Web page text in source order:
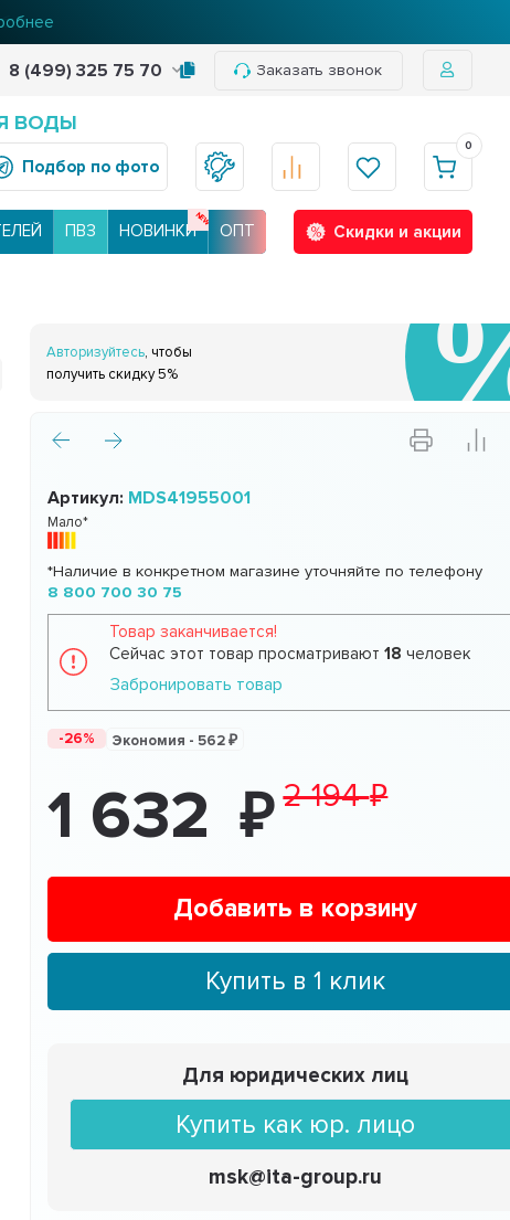
8 (499) 325 75 70 Заказать звонок
ВОДЫ
Подбор по фото
0
ПВЗ НОВИНКИ ОПТ
Скидки и акции
Авторизуйтесь, чтобы
получить скидку 5%
Артикул: MDS41955001
Мало*
*Наличие в конкретном магазине уточняйте по телефону
8 800 700 30 75
Товар заканчивается!
Сейчас этот товар просматривают18человек
Забронировать товар
-26% Экономия - 562
1 632 2 194
Добавить в корзину
Купить в 1 клик
Для юридических лиц
Купить как юр. лицо
msk@ita-group.ru